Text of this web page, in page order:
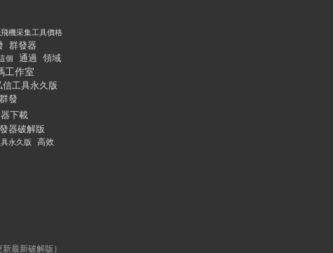
機采集工具價格
群發器
個 通過 領域
工作室
信工具永久版
發
下載
器破解版
永久版 高效
新最新破解版）